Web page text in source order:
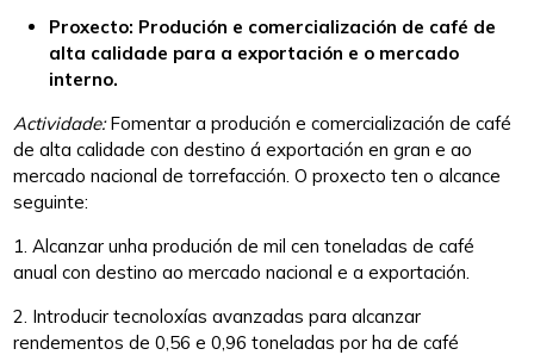
Proxecto: Produción e comercialización de café de
alta calidade para a exportación e o mercado
interno.
Actividade:Fomentar a produción e comercialización de café
de alta calidade con destino á exportación en gran e ao
mercado nacional de torrefacción. O proxecto ten o alcance
seguinte:
1. Alcanzar unha produción de mil cen toneladas de café
anual con destino ao mercado nacional e a exportación.
2. Introducir tecnoloxías avanzadas para alcanzar
rendementos de 0,56 e 0,96 toneladas por ha de café